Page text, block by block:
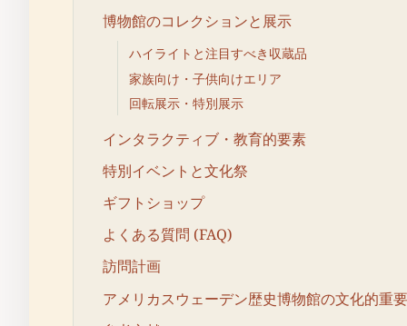
博物館のコレクションと展示
ハイライトと注目すべき収蔵品
家族向け・子供向けエリア
回転展示・特別展示
インタラクティブ・教育的要素
特別イベントと文化祭
ギフトショップ
よくある質問 (FAQ)
訪問計画
アメリカスウェーデン歴史博物館の文化的重